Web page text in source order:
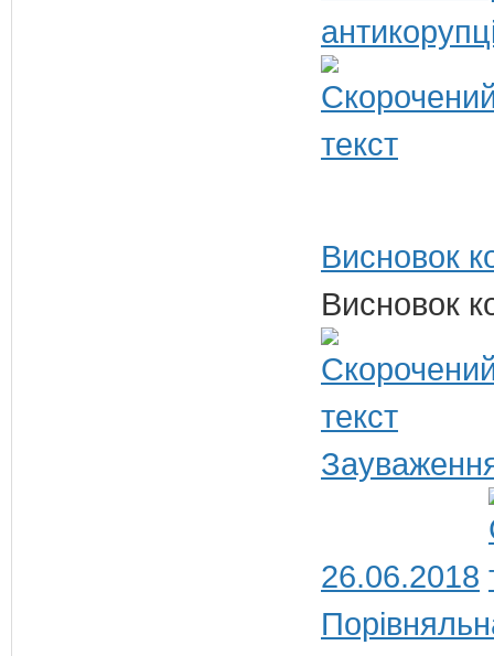
Висновок
Висновок
26.06.2018